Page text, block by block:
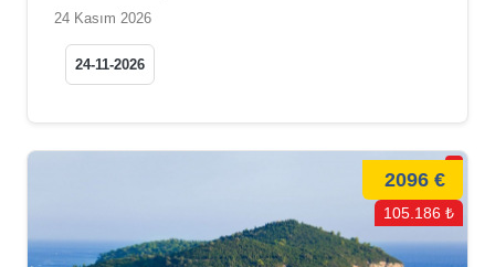
24 Kasım 2026
24-11-2026
2096 €
105.186 ₺